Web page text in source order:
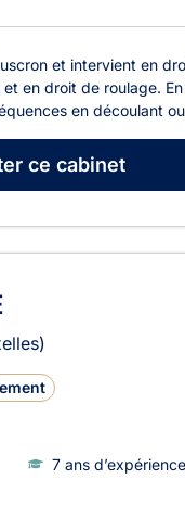
et intervient en
en droit de roulage.
en découlant ou
ce cabinet
7 ans d’expérience